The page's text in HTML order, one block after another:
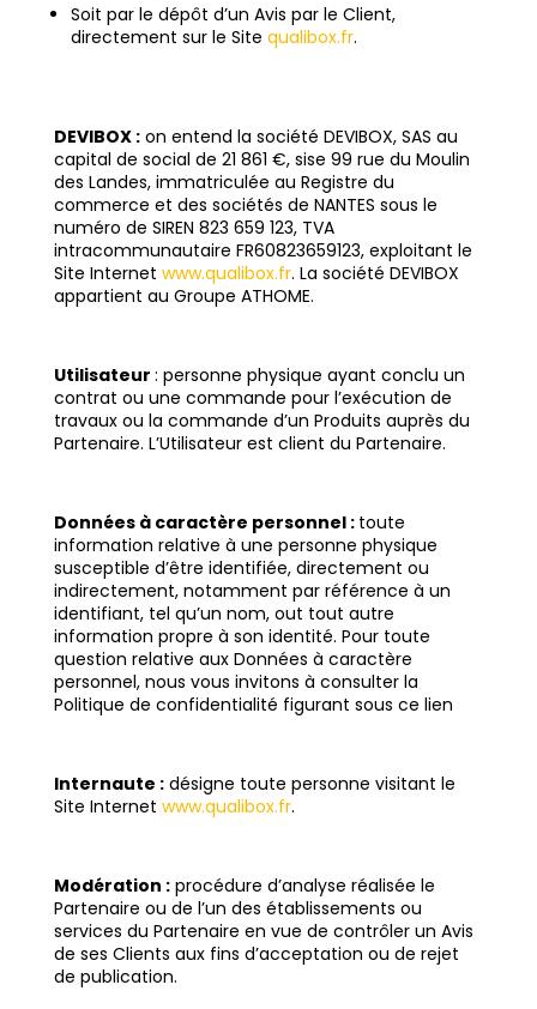
Soit par le dépôt d’un Avis par le Client,
directement sur le Site qualibox.fr.
DEVIBOX :on entend la société DEVIBOX, SAS au
capital de social de 21 861 €, sise 99 rue du Moulin
des Landes, immatriculée au Registre du
commerce et des sociétés de NANTES sous le
numéro de SIREN 823 659 123, TVA
intracommunautaire FR60823659123, exploitant le
Site Internet www.qualibox.fr. La société DEVIBOX
appartient au Groupe ATHOME.
Utilisateur : personne physique ayant conclu un
contrat ou une commande pour l’exécution de
travaux ou la commande d’un Produits auprès du
Partenaire. L’Utilisateur est client du Partenaire.
Données à caractère personnel : toute
information relative à une personne physique
susceptible d’être identifiée, directement ou
indirectement, notamment par référence à un
identifiant, tel qu’un nom, out tout autre
information propre à son identité. Pour toute
question relative aux Données à caractère
personnel, nous vous invitons à consulter la
Politique de confidentialité figurant sous ce lien
Internaute :désigne toute personne visitant le
Site Internet www.qualibox.fr.
Modération :procédure d’analyse réalisée le
Partenaire ou de l’un des établissements ou
services du Partenaire en vue de contrôler un Avis
de ses Clients aux fins d’acceptation ou de rejet
de publication.